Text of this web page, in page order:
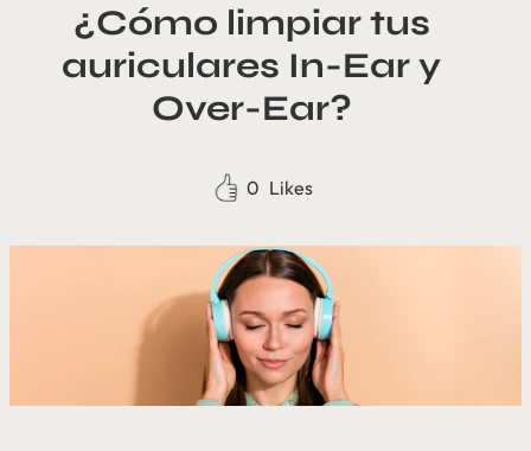
¿Cómo limpiar tus
auriculares In-Ear y
Over-Ear?
0 Likes